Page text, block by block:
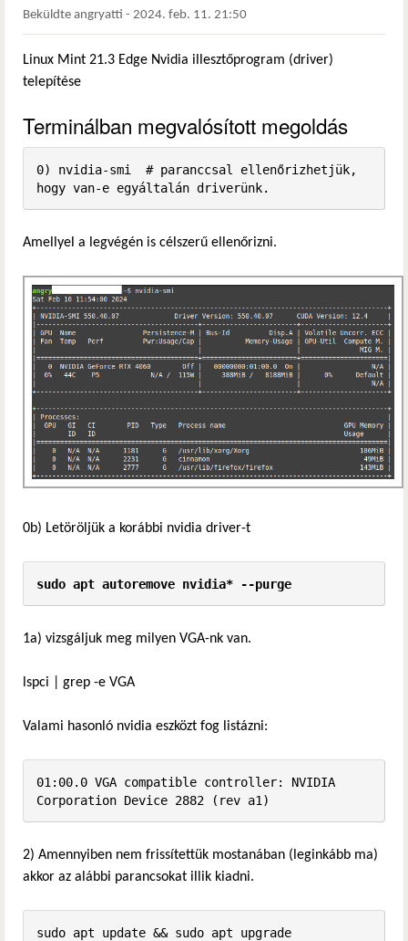
Beküldte angryatti - 2024. feb. 11. 21:50
Linux Mint 21.3 Edge Nvidia illesztőprogram (driver)
telepítése
Terminálban megvalósított megoldás
0) nvidia-smi  # paranccsal ellenőrizhetjük,
hogy van-e egyáltalán driverünk.
Amellyel a legvégén is célszerű ellenőrizni.
0b) Letöröljük a korábbi nvidia driver-t
sudo apt autoremove nvidia* --purge
1a) vizsgáljuk meg milyen VGA-nk van.
lspci | grep -e VGA
Valami hasonló nvidia eszközt fog listázni:
01:00.0 VGA compatible controller: NVIDIA
Corporation Device 2882 (rev a1)
2) Amennyiben nem frissítettük mostanában (leginkább ma)
akkor az alábbi parancsokat illik kiadni.
sudo apt update && sudo apt upgrade